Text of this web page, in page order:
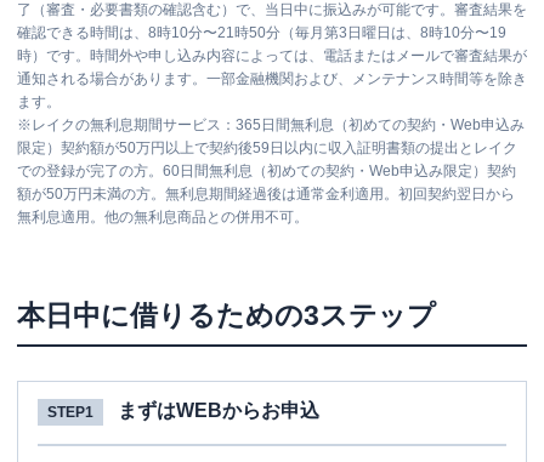
了（審査・必要書類の確認含む）で、当日中に振込みが可能です。審査結果を
確認できる時間は、8時10分〜21時50分（毎月第3日曜日は、8時10分〜19
時）です。時間外や申し込み内容によっては、電話またはメールで審査結果が
通知される場合があります。一部金融機関および、メンテナンス時間等を除き
ます。
※ レイクの無利息期間サービス：365日間無利息（初めての契約・Web申込み
限定）契約額が50万円以上で契約後59日以内に収入証明書類の提出とレイク
での登録が完了の方。60日間無利息（初めての契約・Web申込み限定）契約
額が50万円未満の方。無利息期間経過後は通常金利適用。初回契約翌日から
無利息適用。他の無利息商品との併用不可。
本日中に借りるための3ステップ
STEP1 まずはWEBからお申込